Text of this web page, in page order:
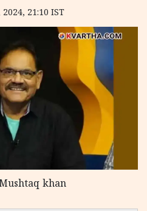
2024, 21:10 IST
khan